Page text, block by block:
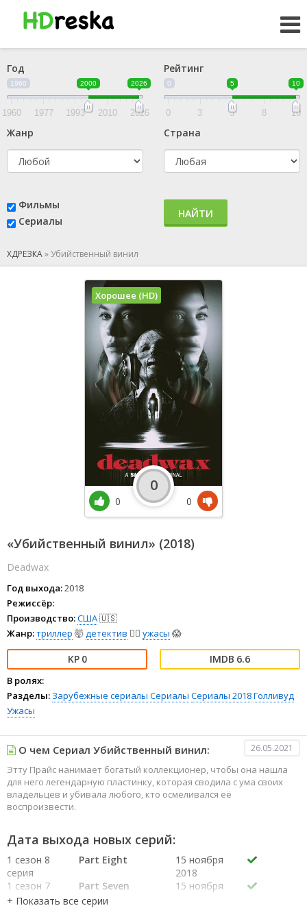
Год
1960 2000 2026
1960 1977 1993 2010 2026
Рейтинг
0 5 10
0 3 5 8 10
Жанр Страна
Фильмы
Сериалы
НАЙТИ
ХДРЕЗКА» Убийственный винил
«Убийственный винил» (2018)
Deadwax
Год выхода:2018
Режиссёр:
Производство:США🇺🇸
Жанр:триллер 🤯детектив 🕵️‍♂️ ужасы 😱
0 6.6
В ролях:
Разделы: Зарубежные сериалы Сериалы Сериалы 2018Голливуд
Ужасы
Хорошее (HD)
0
0
0
О чем Сериал Убийственный винил: 26.05.2021
Этту Прайс нанимает богатый коллекционер, чтобы она нашла
для него легендарную пластинку, которая сводила с ума своих
владельцев и убивала любого, кто осмеливался её
воспроизвести.
Дата выхода новых серий:
1 сезон 8
серия
Part Eight
15 ноября
2018
1 сезон 7
серия
Part Seven
15 ноября
Part Six